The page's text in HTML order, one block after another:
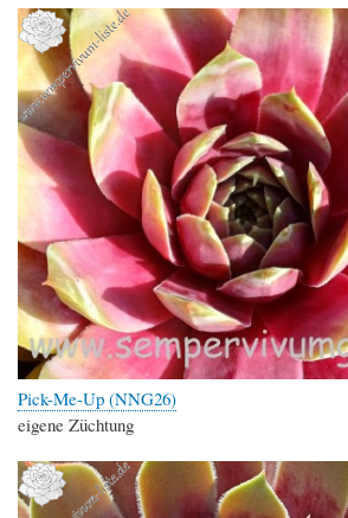
Pick-Me-Up (NNG26)
eigene Züchtung